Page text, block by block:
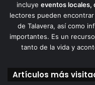
incluye eventos locales,
lectores pueden
de Talavera, así como
importantes. Es un
tanto de la vida y
Artículos más